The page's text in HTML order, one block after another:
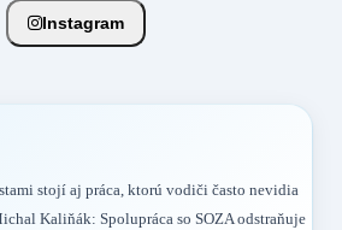
Instagram
stojí aj práca, ktorú vodiči často nevidia
Kaliňák: Spolupráca so SOZA odstraňuje